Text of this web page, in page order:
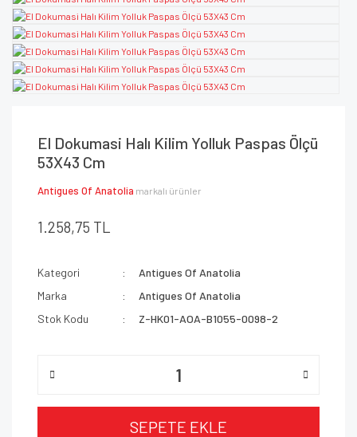
El Dokumasi Halı Kilim Yolluk Paspas Ölçü
53X43 Cm
Antigues Of Anatolia markalı ürünler
1.258,75 TL
Kategori
Antigues Of Anatolia
Marka
Antigues Of Anatolia
Stok Kodu
Z-HK01-AOA-B1055-0098-2
SEPETE EKLE